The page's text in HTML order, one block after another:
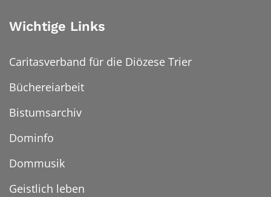
Wichtige Links
Caritasverband für die Diözese Trier
Büchereiarbeit
Bistumsarchiv
Dominfo
Dommusik
Geistlich leben